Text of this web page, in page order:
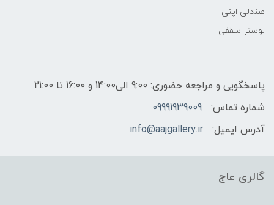
صندلی اپنی
لوستر سقفی
پاسخگویی و مراجعه حضوری: 9:00 الی14:00 و 16:00 تا 21:00
شماره تماس:
09991939009
آدرس ایمیل:
info@aajgallery.ir
گالری عاج